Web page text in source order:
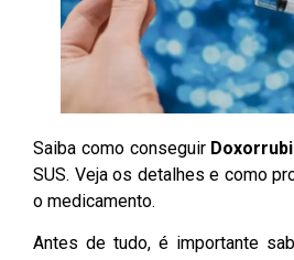
Saiba como conseguir
SUS. Veja os detalhes e como
o medicamento.
Antes de tudo, é importante